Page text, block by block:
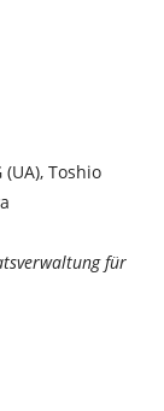
Toshio
für